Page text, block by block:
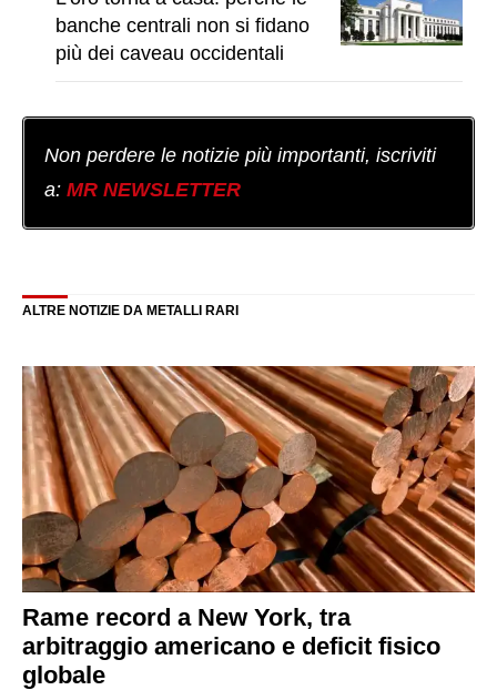
banche centrali non si fidano
più dei caveau occidentali
Non perdere le notizie più importanti, iscriviti
a: MR NEWSLETTER
ALTRE NOTIZIE DA METALLI RARI
Rame record a New York, tra
arbitraggio americano e deficit fisico
globale